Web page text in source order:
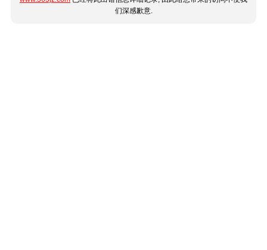
们深感歉意.